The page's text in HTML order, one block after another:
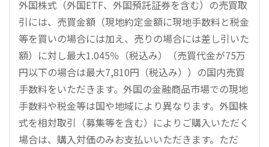
外国株式（外国ETF、外国預託証券を含む）の売買取
引には、売買金額（現地約定金額に現地手数料と税金
等を買いの場合には加え、売りの場合には差し引いた
額）に対し最大1.045％（税込み）（売買代金が75万
円以下の場合は最大7,810円（税込み））の国内売買
手数料をいただきます。外国の金融商品市場での現地
手数料や税金等は国や地域により異なります。外国株
式を相対取引（募集等を含む）によりご購入いただく
場合は、購入対価のみお支払いいただきます。ただ